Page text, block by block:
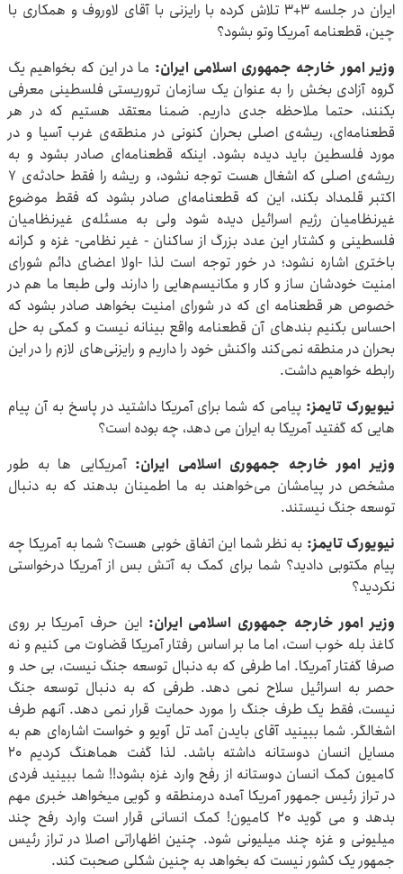
ایران در جلسه ۳+۳ تلاش کرده با رایزنی با آقای لاوروف و همکاری با
چین، قطعنامه آمریکا وتو بشود؟
وزیر امور خارجه جمهوری اسلامی ایران: ما در این که بخواهیم یگ
گروه آزادی بخش را به عنوان یک سازمان تروریستی فلسطینی معرفی
بکنند، حتما ملاحظه جدی داریم. ضمنا معتقد هستیم که در هر
قطعنامه‌ای، ریشه‌ی اصلی بحران کنونی در منطقه‌ی غرب آسیا و در
مورد فلسطین باید دیده بشود. اینکه قطعنامه‌ای صادر بشود و به
ریشه‌ی اصلی که اشغال هست توجه نشود، و ریشه را فقط حادثه‌ی ۷
اکتبر قلمداد بکند، این که قطعنامه‌ای صادر بشود که فقط موضوع
غیرنظامیان رژیم اسرائیل دیده شود ولی به مسئله‌ی غیرنظامیان
فلسطینی و کشتار این عدد بزرگ از ساکنان - غیر نظامی- غزه و کرانه
باختری اشاره نشود؛ در خور توجه است لذا -اولا اعضای دائم شورای
امنیت خودشان ساز و کار و مکانیسم‌هایی را دارند ولی طبعا ما هم در
خصوص هر قطعنامه ای که در شورای امنیت بخواهد صادر بشود که
احساس بکنیم بندهای آن قطعنامه واقع بینانه نیست و کمکی به حل
بحران در منطقه نمی‌کند واکنش خود را داریم و رایزنی‌های لازم را در این
رابطه خواهیم داشت.
نیویورک تایمز: پیامی که شما برای آمریکا داشتید در پاسخ به آن پیام
هایی که گفتید آمریکا به ایران می دهد، چه بوده است؟
وزیر امور خارجه جمهوری اسلامی ایران:آمریکایی ها به طور
مشخص در پیامشان می‌خواهند به ما اطمینان بدهند که به دنبال
توسعه‌ جنگ نیستند.
نیویورک تایمز: به نظر شما این اتفاق خوبی هست؟ شما به آمریکا چه
پیام مکتوبی دادید؟ شما برای کمک به آتش بس از آمریکا درخواستی
نکردید؟
وزیر امور خارجه جمهوری اسلامی ایران: این حرف آمریکا بر روی
کاغذ بله خوب است، اما ما بر اساس رفتار آمریکا قضاوت می کنیم و نه
صرفا گفتار آمریکا. اما طرفی که به دنبال توسعه جنگ نیست، بی حد و
حصر به اسرائیل سلاح نمی دهد. طرفی که به دنبال توسعه‌ جنگ
نیست، فقط یک طرف جنگ را مورد حمایت قرار نمی دهد. آنهم طرف
اشغالگر. شما ببینید آقای بایدن آمد تل آویو و خواست اشاره‌ای هم به
مسایل انسان دوستانه داشته باشد. لذا گفت هماهنگ کردیم ۲۰
کامیون کمک انسان دوستانه از رفح وارد غزه بشود!! شما ببینید فردی
در تراز رئیس جمهور آمریکا آمده درمنطقه و گویی میخواهد خبری مهم
بدهد و می گوید ۲۰ کامیون! کمک انسانی قرار است وارد رفح چند
میلیونی و غزه چند میلیونی شود. چنین اظهاراتی اصلا در تراز رئیس
جمهور یک کشور نیست که بخواهد به چنین شکلی صحبت کند.